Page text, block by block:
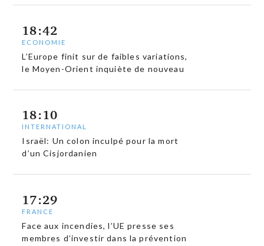
18:42
ECONOMIE
L’Europe finit sur de faibles variations,
le Moyen-Orient inquiète de nouveau
18:10
INTERNATIONAL
Israël: Un colon inculpé pour la mort
d’un Cisjordanien
17:29
FRANCE
Face aux incendies, l’UE presse ses
membres d’investir dans la prévention